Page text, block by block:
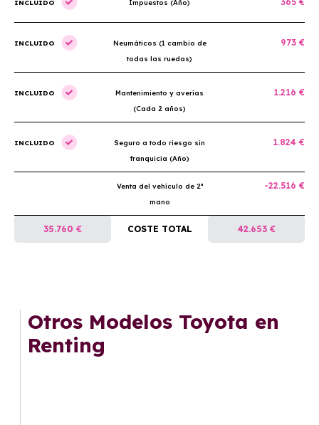
INCLUIDO Impuestos (Año)
INCLUIDO
Neumáticos (1 cambio de
todas las ruedas)
973 €
INCLUIDO
Mantenimiento y averías
(Cada 2 años)
1.216 €
INCLUIDO
Seguro a todo riesgo sin
franquicia (Año)
1.824 €
Venta del vehículo de 2ª
mano
-22.516 €
35.760 € COSTE TOTAL 42.653 €
Otros Modelos Toyota en
Renting